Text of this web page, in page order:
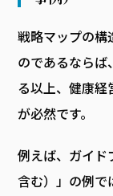
戦略マップの構
のであるなら
る以上、健康
が必然です。
例えば、ガイド
含む）」の例で